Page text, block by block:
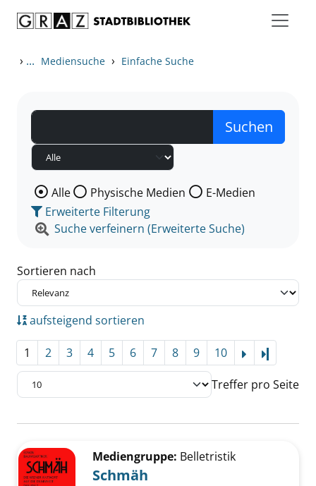
› ... Mediensuche › Einfache Suche
Wählen Sie die Medienart nach der Sie suchen wollen.
Alle Physische Medien
E-Medien
Erweiterte Filterung
Suche verfeinern (Erweiterte Suche)
Sortieren nach
aufsteigend sortieren
1 2 3 4 5 6 7 8 9 10
Treffer pro Seite
Zu den Suchfiltern springen
Mediengruppe: Belletristik
Schmäh